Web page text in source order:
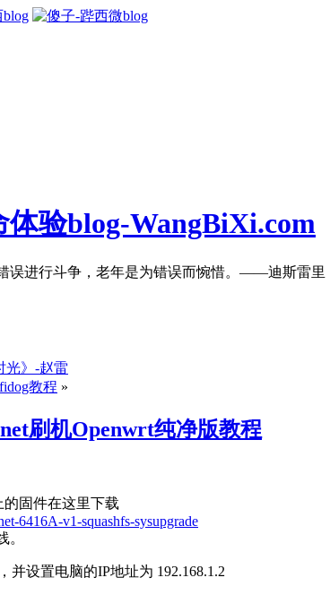
验blog-WangBiXi.com
误进行斗争，老年是为错误而惋惜。——迪斯雷里
光》-赵雷
教程 »
刷机Openwrt纯净版教程
的固件在这里下载
6416A-v1-squashfs-sysupgrade
。
并设置电脑的IP地址为 192.168.1.2